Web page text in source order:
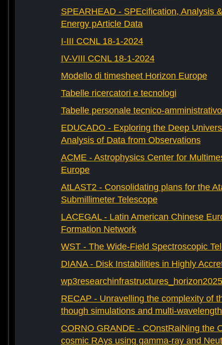
SPEARHEAD - SPEcification, Analysis
Energy pArticle Data
I-III CCNL 18-1-2024
IV-VIII CCNL 18-1-2024
Modello di timesheet Horizon Europe
Tabelle ricercatori e tecnologi
Tabelle personale tecnico-amministrativo
EDUCADO - Exploring the Deep
Analysis of Data from Observations
ACME - Astrophysics Center for
Europe
AtLAST2 - Consolidating plans for the
Submillimeter Telescope
LACEGAL - Latin American Chinese
Formation Network
WST - The Wide-Field Spectroscopic
DIANA - Disk Instabilities in Highly
RECAP - Unravelling the complexity of
though simulations and multi-
CORNO GRANDE - COnstRaiNing the
cosmic RAys using gamma-ray and